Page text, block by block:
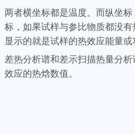
两者横坐标都是温度。而纵坐
标，如果试样与参比物质都没
显示的就是试样的热效应能量或
差热分析谱和差示扫描热量分
效应的热焓数值。